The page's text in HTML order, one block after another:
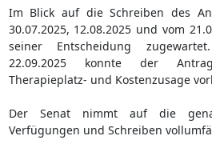
Im Blick auf die Schreiben des
30.07.2025, 12.08.2025 und vom
seiner Entscheidung
22.09.2025 konnte der
Therapieplatz- und Kostenzusage
Der Senat nimmt auf die
Verfügungen und Schreiben